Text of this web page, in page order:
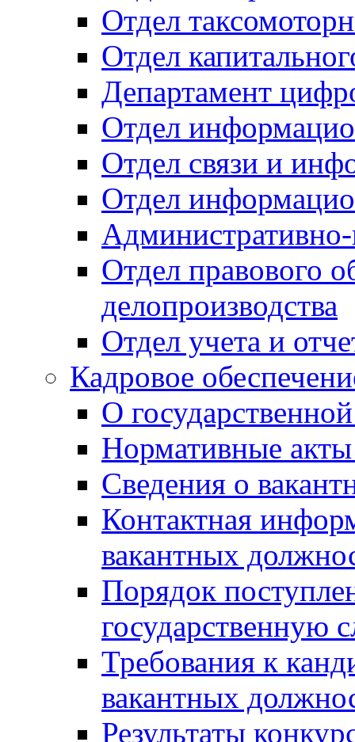
Отдел
Отдел
Департамент
Отдел
Отдел связи и
Отдел
Отдел правового
делопроизводства
Отдел учета и
Кадровое
О
Нормативные акты
Сведения о
Контактная
вакантных
Порядок
государственную
Требования к
вакантных
Результаты